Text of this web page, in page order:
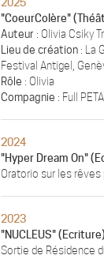
"CoeurColère"
Auteur : Olivia Csiky
Lieu de création : La
Festival Antigel,
Rôle : Olivia
Compagnie : Full
2024
"Hyper Dream On"
Oratorio sur les
2023
"NUCLEUS" (Ecriture)
Sortie de Résidence